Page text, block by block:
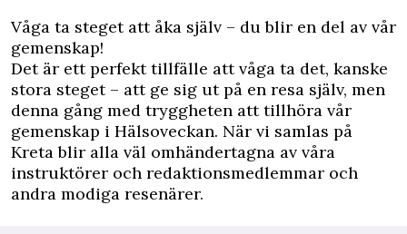
Våga ta steget att åka själv – du blir en del av vår
gemenskap!
Det är ett perfekt tillfälle att våga ta det, kanske
stora steget – att ge sig ut på en resa själv, men
denna gång med tryggheten att tillhöra vår
gemenskap i Hälsoveckan. När vi samlas på
Kreta blir alla väl omhändertagna av våra
instruktörer och redaktionsmedlemmar och
andra modiga resenärer.